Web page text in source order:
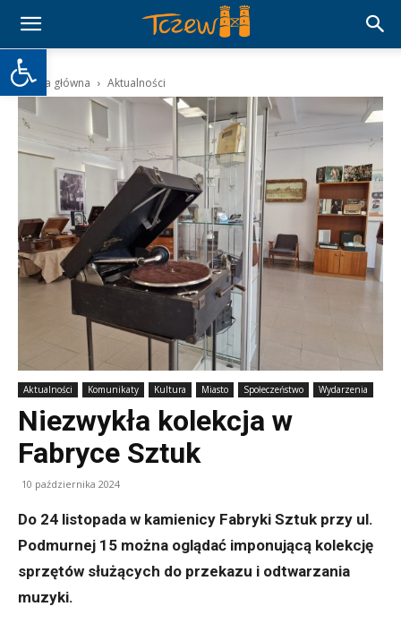
Otwórz pasek narzędzi
Strona główna Aktualności
Aktualności Komunikaty Kultura Miasto Społeczeństwo Wydarzenia
Niezwykła kolekcja w
Fabryce Sztuk
10 października 2024
Do 24 listopada w kamienicy Fabryki Sztuk przy ul.
Podmurnej 15 można oglądać imponującą kolekcję
sprzętów służących do przekazu i odtwarzania
muzyki.